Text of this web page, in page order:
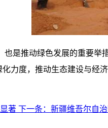
是推动绿色发展的重要举
力度，推动生态建设与
著 下一条： 新疆维吾尔自